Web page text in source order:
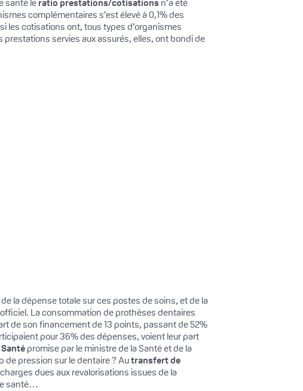
santé leratio prestations/cotisations n’a été
complémentaires s’est élevé à 0,1% des
les cotisations ont, tous types d’organismes
servies aux assurés, elles, ont bondi de
la dépense totale sur ces postes de soins, et de la
La consommation de prothèses dentaires
de son financement de 13 points, passant de 52%
pour 36% des dépenses, voient leur part
promise par le ministre de la Santé et de la
de pression sur le dentaire ? Autransfert de
dues aux revalorisations issues de la
santé…